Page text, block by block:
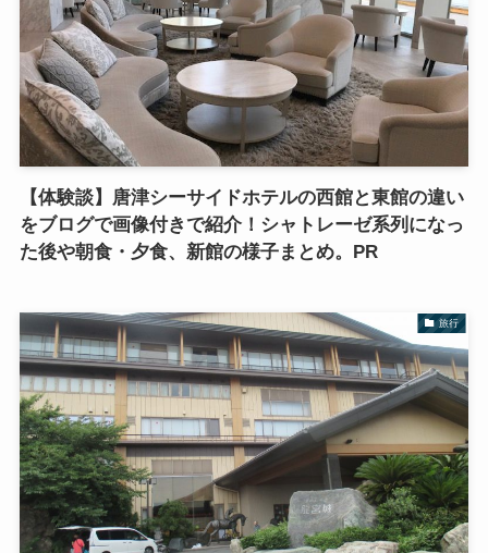
【体験談】唐津シーサイドホテルの西館と東館の違い
をブログで画像付きで紹介！シャトレーゼ系列になっ
た後や朝食・夕食、新館の様子まとめ。PR
旅行